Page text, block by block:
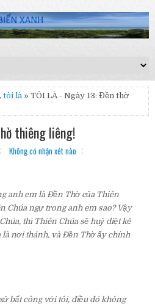
, tôi là » TÔI LÀ - Ngày 13: Đền thờ
thiêng liêng!
Không có nhận xét nào
anh em là Đền Thờ của Thiên
Chúa ngự trong anh em sao? Vậy
thì Thiên Chúa sẽ huỷ diệt kẻ
là nơi thánh, và Đền Thờ ấy chính
bất công với tôi, điều đó không